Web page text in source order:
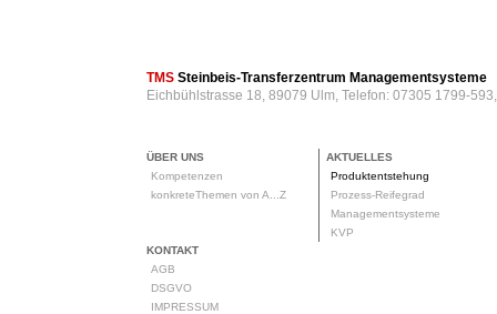
TMS Steinbeis-Transferzentrum Managementsysteme
Eichbühlstrasse 18, 89079 Ulm, Telefon: 07305 1799-
ÜBER UNS
Kompetenzen
konkreteThemen von A...Z
AKTUELLES
Produktentstehung
Prozess-Reifegrad
Managementsysteme
KVP
KONTAKT
AGB
DSGVO
IMPRESSUM